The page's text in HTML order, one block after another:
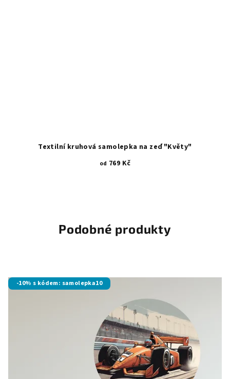
Textilní kruhová samolepka na zeď "Květy"
od 769 Kč
Podobné produkty
-10% s kódem: samolepka10